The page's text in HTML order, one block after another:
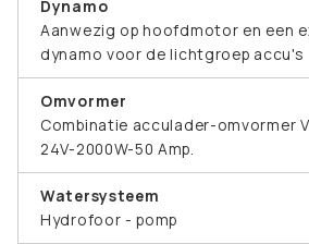
Dynamo
Aanwezig op hoofdmotor en een
dynamo voor de lichtgroep accu's
Omvormer
Combinatie acculader-omvormer
24V-2000W-50 Amp.
Watersysteem
Hydrofoor - pomp